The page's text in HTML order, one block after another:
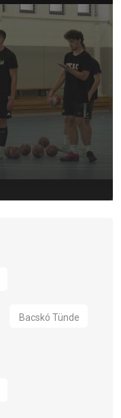
Bacskó Tünde